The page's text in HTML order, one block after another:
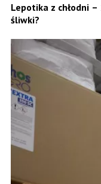
Lepotika z chłodni
śliwki?